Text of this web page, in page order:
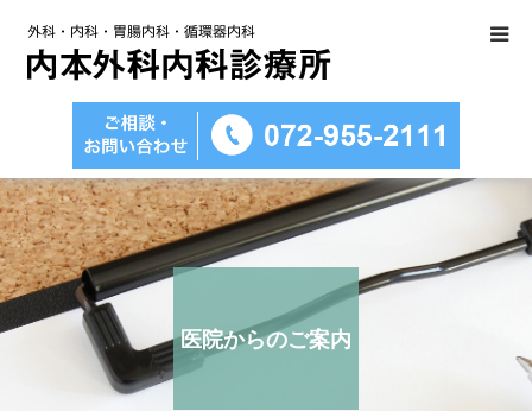
医院からのご案内
医院のご紹介
診療科目のご案内
医療設備
内視鏡検査について
アクセス